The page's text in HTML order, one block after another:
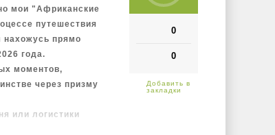
0
0
мои "Африканские
путешествия
нахожусь прямо
года.
моментов,
через призму
или логистики